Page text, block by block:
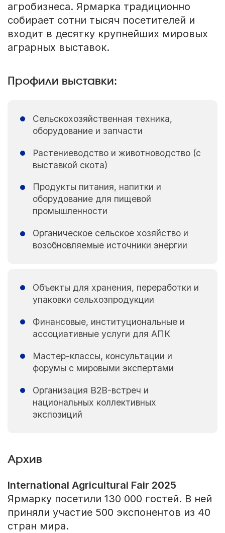
агробизнеса. Ярмарка традиционно
собирает сотни тысяч посетителей и
входит в десятку крупнейших мировых
аграрных выставок.
Профили выставки:
Сельскохозяйственная техника,
оборудование и запчасти
Растениеводство и животноводство (с
выставкой скота)
Продукты питания, напитки и
оборудование для пищевой
промышленности
Органическое сельское хозяйство и
возобновляемые источники энергии
Объекты для хранения, переработки и
упаковки сельхозпродукции
Финансовые, институциональные и
ассоциативные услуги для АПК
Мастер-классы, консультации и
форумы с мировыми экспертами
Организация B2B-встреч и
национальных коллективных
экспозиций
Архив
International Agricultural Fair 2025
Ярмарку посетили 130 000 гостей. В ней
приняли участие 500 экспонентов из 40
стран мира.